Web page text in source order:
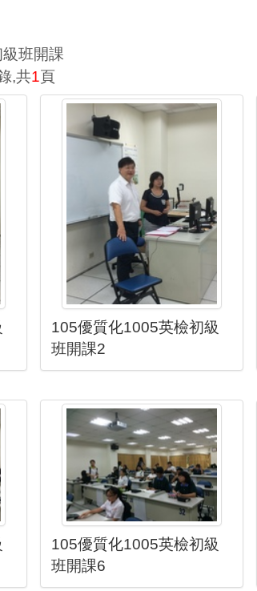
班開課
,共1頁
105優質化1005英檢初級
班開課2
105優質化1005英檢初級
班開課6